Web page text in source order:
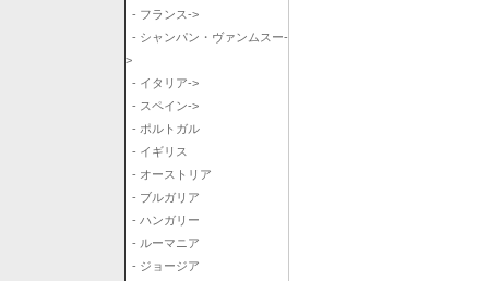
- フランス->
- シャンパン・ヴァンムスー-
>
- イタリア->
- スペイン->
- ポルトガル
- イギリス
- オーストリア
- ブルガリア
- ハンガリー
- ルーマニア
- ジョージア